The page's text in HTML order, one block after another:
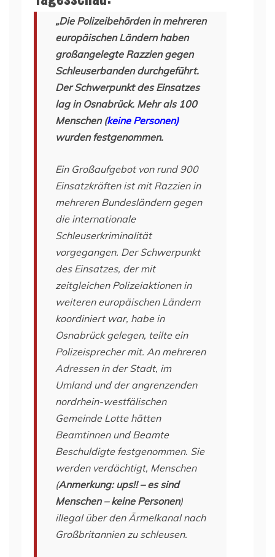
„Die Polizeibehörden in mehreren
europäischen Ländern haben
großangelegte Razzien gegen
Schleuserbanden durchgeführt.
Der Schwerpunkt des Einsatzes
lag in Osnabrück. Mehr als 100
Menschen (keine Personen)
wurden festgenommen.
Ein Großaufgebot von rund 900
Einsatzkräften ist mit Razzien in
mehreren Bundesländern gegen
die internationale
Schleuserkriminalität
vorgegangen. Der Schwerpunkt
des Einsatzes, der mit
zeitgleichen Polizeiaktionen in
weiteren europäischen Ländern
koordiniert war, habe in
Osnabrück gelegen, teilte ein
Polizeisprecher mit. An mehreren
Adressen in der Stadt, im
Umland und der angrenzenden
nordrhein-westfälischen
Gemeinde Lotte hätten
Beamtinnen und Beamte
Beschuldigte festgenommen. Sie
werden verdächtigt, Menschen
(Anmerkung: ups!! – es sind
Menschen – keine Personen)
illegal über den Ärmelkanal nach
Großbritannien zu schleusen.